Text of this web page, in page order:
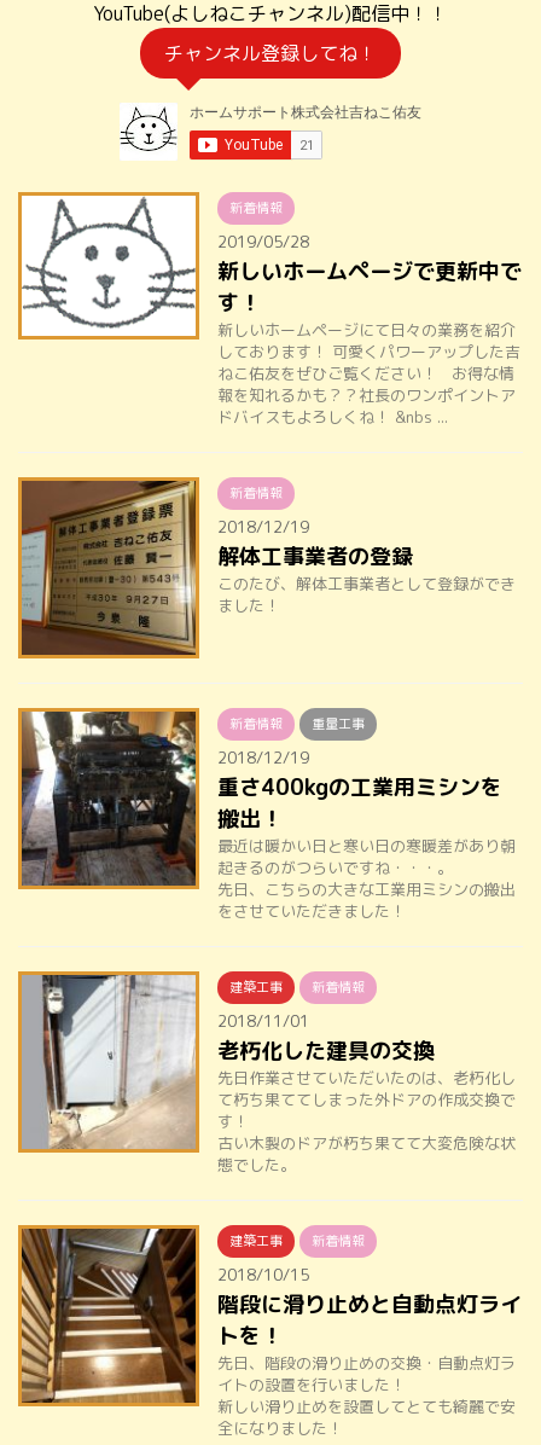
YouTube(よしねこチャンネル)配信中！！
チャンネル登録してね！
新着情報
2019/05/28
新しいホームページで更新中で
す！
新しいホームページにて日々の業務を紹介
しております！ 可愛くパワーアップした吉
ねこ佑友をぜひご覧ください！ お得な情
報を知れるかも？？社長のワンポイントア
ドバイスもよろしくね！ &nbs ...
新着情報
2018/12/19
解体工事業者の登録
このたび、解体工事業者として登録ができ
ました！
新着情報 重量工事
2018/12/19
重さ400kgの工業用ミシンを
搬出！
最近は暖かい日と寒い日の寒暖差があり朝
起きるのがつらいですね・・・。
先日、こちらの大きな工業用ミシンの搬出
をさせていただきました！
建築工事 新着情報
2018/11/01
老朽化した建具の交換
先日作業させていただいたのは、老朽化し
て朽ち果ててしまった外ドアの作成交換で
す！
古い木製のドアが朽ち果てて大変危険な状
態でした。
建築工事 新着情報
2018/10/15
階段に滑り止めと自動点灯ライ
トを！
先日、階段の滑り止めの交換・自動点灯ラ
イトの設置を行いました！
新しい滑り止めを設置してとても綺麗で安
全になりました！